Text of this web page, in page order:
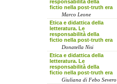
responsabilità della
fictio nella post-truth era
Marco Leone
Etica e didattica della
letteratura. Le
responsabilità della
fictio nella post-truth era
Donatella Nisi
Etica e didattica della
letteratura. Le
responsabilità della
fictio nella post-truth era
Giuliana di Febo Severo